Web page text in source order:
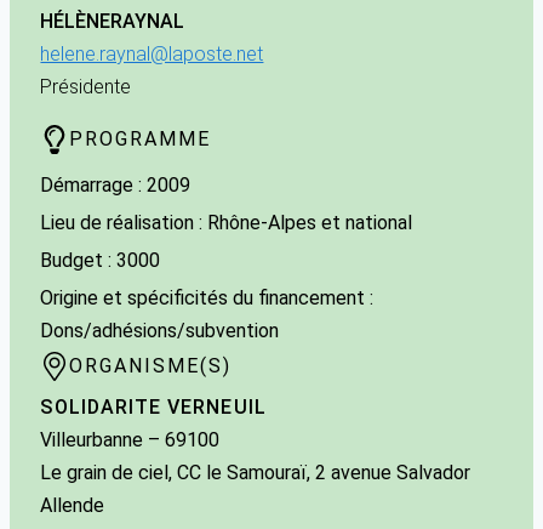
HÉLÈNERAYNAL
helene.raynal@laposte.net
Présidente
PROGRAMME
Démarrage : 2009
Lieu de réalisation : Rhône-Alpes et national
Budget : 3000
Origine et spécificités du financement :
Dons/adhésions/subvention
ORGANISME(S)
SOLIDARITE VERNEUIL
Villeurbanne – 69100
Le grain de ciel, CC le Samouraï, 2 avenue Salvador
Allende